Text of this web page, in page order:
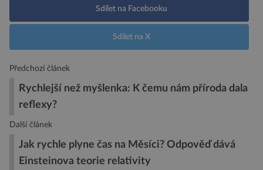
Sdílet na Facebooku
Sdílet na X
Předchozí článek
Rychlejší než myšlenka: K čemu nám příroda dala
reflexy?
Další článek
Jak rychle plyne čas na Měsíci? Odpověď dává
Einsteinova teorie relativity